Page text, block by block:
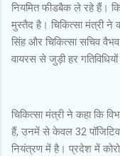
नियमित फीडबैक ले रहे हैं।
मुस्तैद है। चिकित्सा मंत्री ने
सिंह और चिकित्सा सचिव
वायरस से जुड़ी हर
चिकित्सा मंत्री ने कहा कि
हैं, उनमें से केवल 32
नियंत्रण में है। प्रदेश में